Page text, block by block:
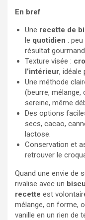
En bref
Une recette de
le quotidien : peu
résultat
Texture visée :
l’intérieur, idéale
Une méthode
(beurre, mélange,
sereine, même
Des options
secs, cacao,
lactose.
Conservation et
retrouver le
Quand une envie de
rivalise avec un
recette est
mélange, on forme,
vanille en un rien de